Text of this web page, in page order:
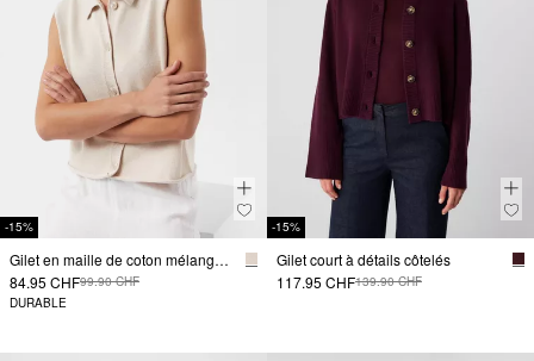
-15%
Gilet en maille de coton mélangé à col rabattu
84.95 CHF99.90 CHF
DURABLE
-15%
Gilet court à détails côtelés
117.95 CHF139.90 CHF